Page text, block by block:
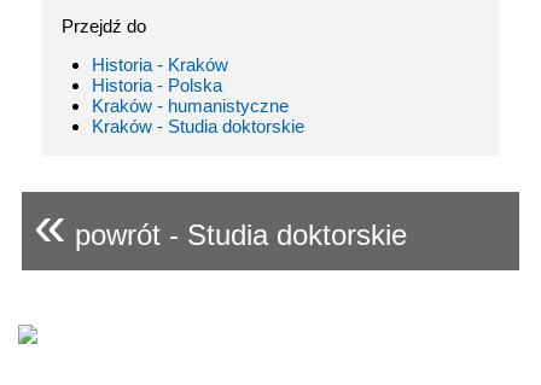
Przejdź do
Historia - Kraków
Historia - Polska
Kraków - humanistyczne
Kraków - Studia doktorskie
« powrót - Studia doktorskie